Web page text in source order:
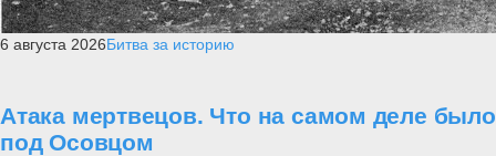
6 августа 2026Битва за историю
Атака мертвецов. Что на самом деле было
под Осовцом